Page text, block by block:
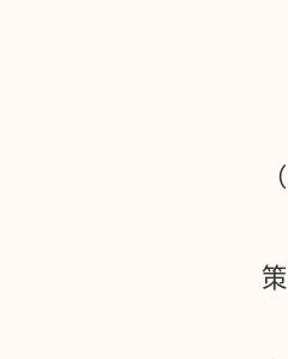
（
策